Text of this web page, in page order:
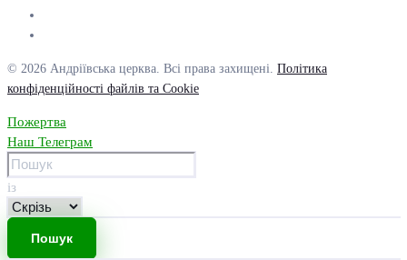
© 2026 Андріївська церква. Всі права захищені. Політика
конфіденційності файлів та Cookie
Пожертва
Наш Телеграм
із